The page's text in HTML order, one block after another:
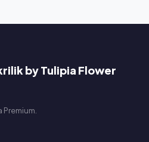
by Tulipia Flower